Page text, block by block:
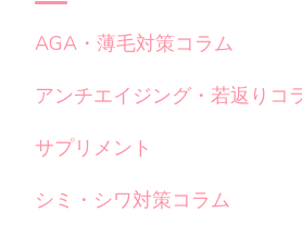
AGA・薄毛対策コラム
アンチエイジング・若返りコ
サプリメント
シミ・シワ対策コラム